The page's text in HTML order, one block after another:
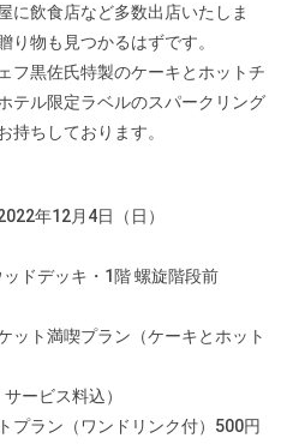
に飲食店など多数出店いたしま
り物も見つかるはずです。
フ黒佐氏特製のケーキとホットチ
テル限定ラベルのスパークリング
持ちしております。
年12月4日（日）
ドデッキ・1階 螺旋階段前
ット満喫プラン（ケーキとホット
ービス料込）
プラン（ワンドリンク付）500円